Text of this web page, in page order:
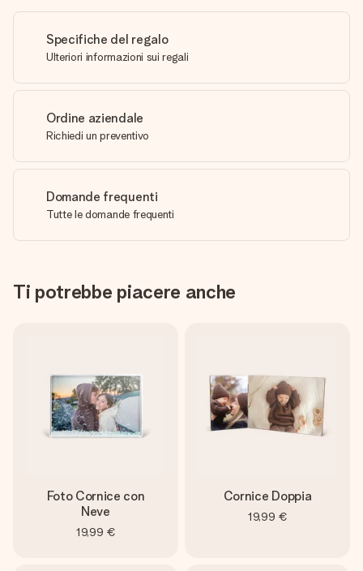
Specifiche del regalo
Ulteriori informazioni sui regali
Ordine aziendale
Richiedi un preventivo
Domande frequenti
Tutte le domande frequenti
Ti potrebbe piacere anche
Foto Cornice con
Neve
19,99 €
Cornice Doppia
19,99 €